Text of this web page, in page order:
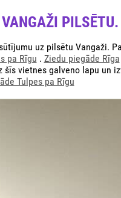
VANGAŽI
uz pilsētu Vangaži.
pa Rīgu . Ziedu piegāde Rīga
šīs vietnes galveno lapu un
Tulpes pa Rīgu